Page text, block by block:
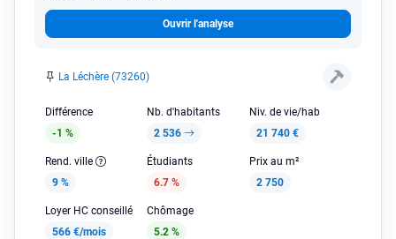
Ouvrir l'analyse
La Léchère (73260)
Différence
-1 %
Nb. d'habitants
2 536
Niv. de vie/hab
21 740 €
Rend. ville
9 %
Étudiants
6.7 %
Prix au m²
2 750
Loyer HC conseillé
566 €/mois
Chômage
5.2 %